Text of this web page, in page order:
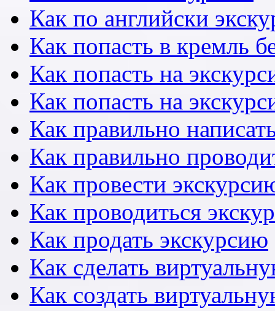
Как по английски
Как попасть в кремль
Как попасть на
Как попасть на
Как правильно
Как правильно
Как провести
Как проводиться
Как продать экскурсию
Как сделать
Как создать